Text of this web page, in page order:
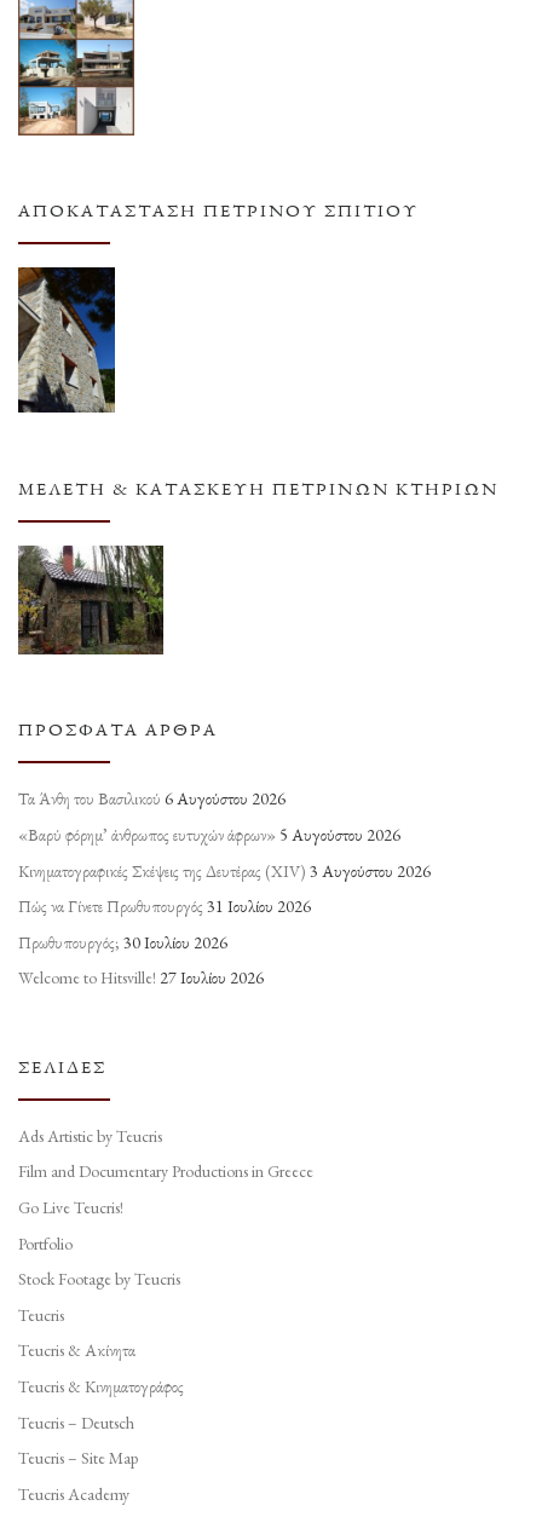
ΑΠΟΚΑΤΆΣΤΑΣΗ ΠΈΤΡΙΝΟΥ ΣΠΙΤΙΟΎ
ΜΕΛΈΤΗ & ΚΑΤΑΣΚΕΥΉ ΠΈΤΡΙΝΩΝ ΚΤΗΡΊΩΝ
ΠΡΌΣΦΑΤΑ ΆΡΘΡΑ
Τα Άνθη του Βασιλικού 6 Αυγούστου 2026
«Βαρύ φόρημ’ άνθρωπος ευτυχών άφρων» 5 Αυγούστου 2026
Κινηματογραφικές Σκέψεις της Δευτέρας (ΧΙV) 3 Αυγούστου 2026
Πώς να Γίνετε Πρωθυπουργός 31 Ιουλίου 2026
Πρωθυπουργός; 30 Ιουλίου 2026
Welcome to Hitsville! 27 Ιουλίου 2026
ΣΕΛΊΔΕΣ
Ads Artistic by Teucris
Film and Documentary Productions in Greece
Go Live Teucris!
Portfolio
Stock Footage by Teucris
Teucris
Teucris & Ακίνητα
Teucris & Κινηματογράφος
Teucris – Deutsch
Teucris – Site Map
Teucris Academy